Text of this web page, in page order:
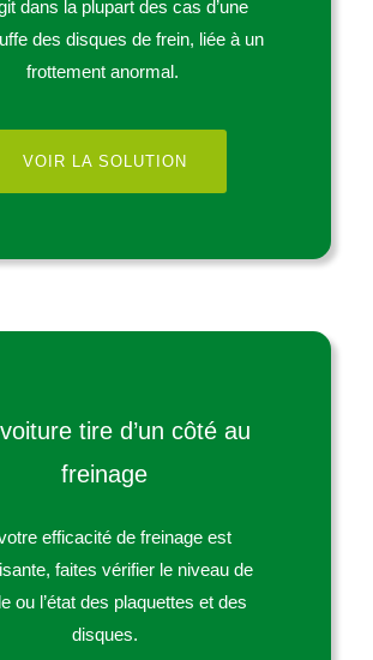
dans la plupart des cas d’une
des disques de frein, liée à un
frottement anormal.
VOIR LA SOLUTION
tire d’un côté au
freinage
efficacité de freinage est
faites vérifier le niveau de
ou l’état des plaquettes et des
disques.